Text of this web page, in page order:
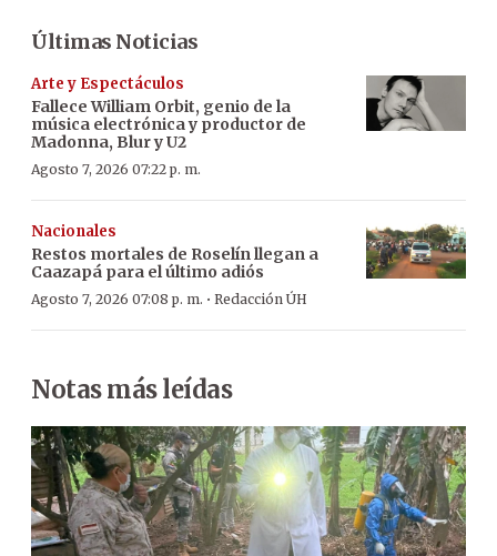
Últimas Noticias
Arte y Espectáculos
Fallece William Orbit, genio de la
música electrónica y productor de
Madonna, Blur y U2
Agosto 7, 2026 07:22 p. m.
Nacionales
Restos mortales de Roselín llegan a
Caazapá para el último adiós
Agosto 7, 2026 07:08 p. m. · Redacción ÚH
Notas más leídas